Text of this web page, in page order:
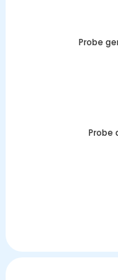
Probe
Probe